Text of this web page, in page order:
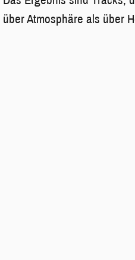
über Atmosphäre als über